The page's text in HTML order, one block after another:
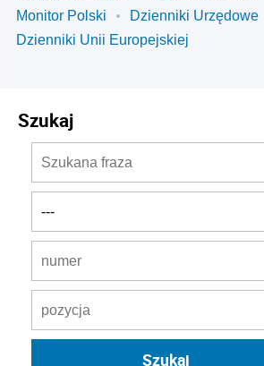
Monitor Polski
Dzienniki Urzędowe
Dzienniki Unii Europejskiej
Szukaj